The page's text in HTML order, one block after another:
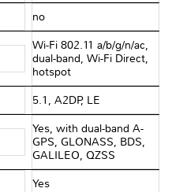
no
Wi-Fi 802.11 a/b/g/n/ac,
dual-band, Wi-Fi Direct,
hotspot
5.1, A2DP, LE
Yes, with dual-band A-
GPS, GLONASS, BDS,
GALILEO, QZSS
Yes